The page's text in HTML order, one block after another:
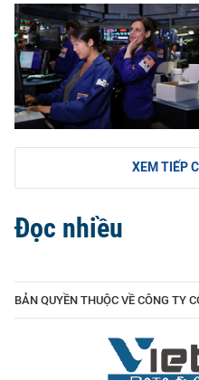
XEM TIẾP
Đọc nhiều
BẢN QUYỀN THUỘC VỀ CÔNG TY